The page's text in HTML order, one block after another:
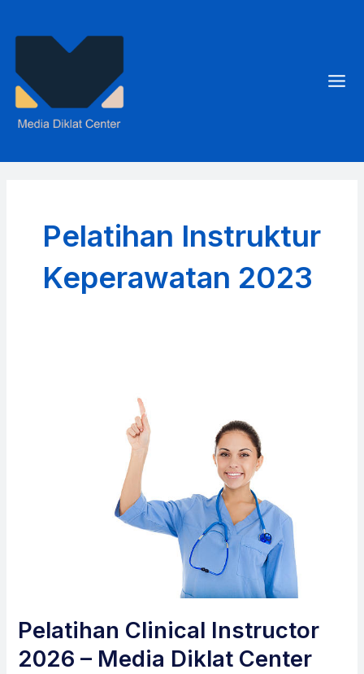
Pelatihan Instruktur
Keperawatan 2023
Pelatihan Clinical Instructor
2026 – Media Diklat Center